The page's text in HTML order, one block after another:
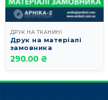
ДРУК НА ТКАНИНІ
Друк на матеріалі
замовника
290.00 ₴